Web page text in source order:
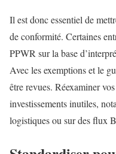
Il est donc essentiel de
de conformité. Certaines
PPWR sur la base
Avec les exemptions et le
être revues. Réexaminer
investissements inutiles,
logistiques ou sur des flux